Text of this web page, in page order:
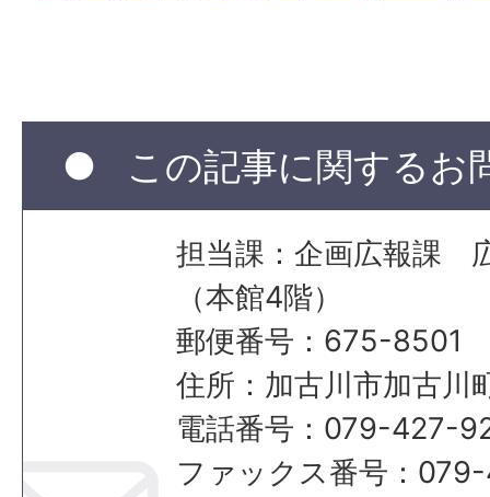
この記事に関するお
担当課：企画広報課
（本館4階）
郵便番号：675-8501
住所：加古川市加古川
電話番号：079-427-
ファックス番号：